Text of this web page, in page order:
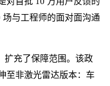
与工程师的面对面沟通
扩充了保障范围。该政
至非激光雷达版本：车